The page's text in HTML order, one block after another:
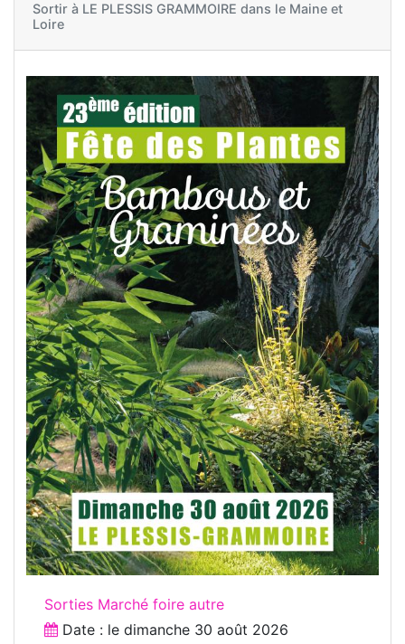
Sortir à LE PLESSIS GRAMMOIRE dans le Maine et
Loire
Sorties Marché foire autre
Date : le dimanche 30 août 2026